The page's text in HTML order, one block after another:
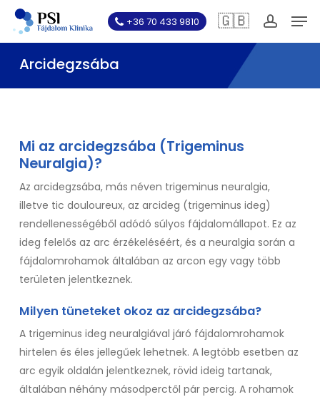
Skip
main
content
+36 70 433 9810 🇬🇧
Arcidegzsába
Mi az arcidegzsába (Trigeminus
Neuralgia)?
Az arcidegzsába, más néven trigeminus neuralgia,
illetve tic douloureux, az arcideg (trigeminus ideg)
rendellenességéből adódó súlyos fájdalomállapot. Ez az
ideg felelős az arc érzékeléséért, és a neuralgia során a
fájdalomrohamok általában az arcon egy vagy több
területen jelentkeznek.
Milyen tüneteket okoz az arcidegzsába?
A trigeminus ideg neuralgiával járó fájdalomrohamok
hirtelen és éles jellegűek lehetnek. A legtöbb esetben az
arc egyik oldalán jelentkeznek, rövid ideig tartanak,
általában néhány másodperctől pár percig. A rohamok